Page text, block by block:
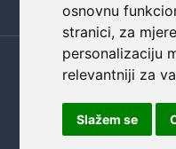
osnovnu
stranici, za
personalizaciju
relevantniji za
Slažem se